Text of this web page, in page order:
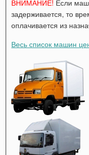
ВНИМАНИЕ! Если
задерживается, то
оплачивается из
Весь список машин